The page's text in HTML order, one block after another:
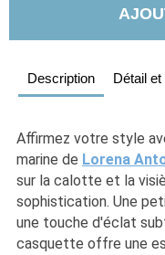
Description Détail
Affirmez votre style
marine de Lorena
sur la calotte et la
sophistication. Une
une touche d'éclat
casquette offre une